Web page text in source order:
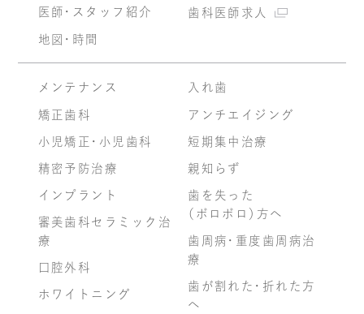
医師・スタッフ紹介
地図・時間
歯科医師求人
メンテナンス
矯正歯科
小児矯正・小児歯科
精密予防治療
インプラント
審美歯科セラミック治
療
口腔外科
ホワイトニング
入れ歯
アンチエイジング
短期集中治療
親知らず
歯を失った
（ボロボロ）方へ
歯周病・重度歯周病治
療
歯が割れた・折れた方
へ